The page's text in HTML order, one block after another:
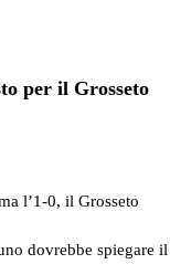
per il Grosseto
l’1-0, il Grosseto
dovrebbe spiegare il